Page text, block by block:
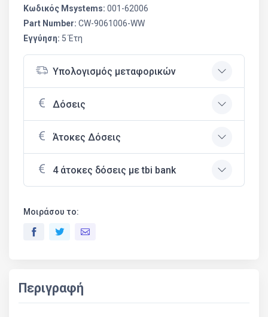
Κωδικός Msystems: 001-62006
Part Number: CW-9061006-WW
Εγγύηση: 5 Έτη
Υπολογισμός μεταφορικών
Δόσεις
Άτοκες Δόσεις
4 άτοκες δόσεις με tbi bank
Μοιράσου το:
Περιγραφή